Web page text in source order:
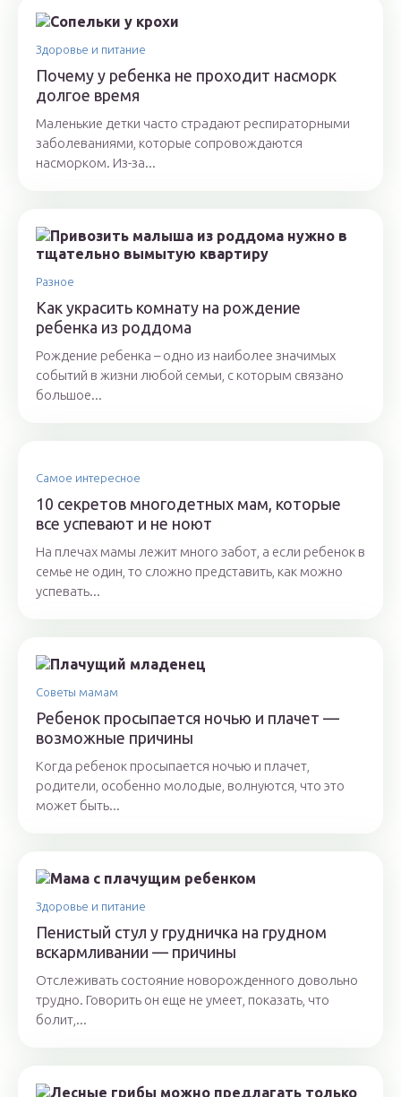
Здоровье и питание
Почему у ребенка не проходит насморк
долгое время
Маленькие детки часто страдают респираторными
заболеваниями, которые сопровождаются
насморком. Из-за...
Разное
Как украсить комнату на рождение
ребенка из роддома
Рождение ребенка – одно из наиболее значимых
событий в жизни любой семьи, с которым связано
большое...
Самое интересное
10 секретов многодетных мам, которые
все успевают и не ноют
На плечах мамы лежит много забот, а если ребенок в
семье не один, то сложно представить, как можно
успевать...
Советы мамам
Ребенок просыпается ночью и плачет —
возможные причины
Когда ребенок просыпается ночью и плачет,
родители, особенно молодые, волнуются, что это
может быть...
Здоровье и питание
Пенистый стул у грудничка на грудном
вскармливании — причины
Отслеживать состояние новорожденного довольно
трудно. Говорить он еще не умеет, показать, что
болит,...